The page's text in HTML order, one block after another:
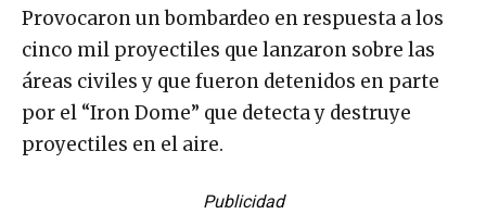
Provocaron un bombardeo en respuesta a los
cinco mil proyectiles que lanzaron sobre las
áreas civiles y que fueron detenidos en parte
por el “Iron Dome” que detecta y destruye
proyectiles en el aire.
Publicidad